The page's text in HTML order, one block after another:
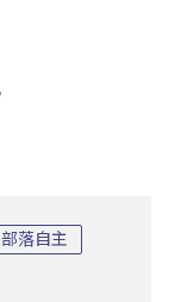
部落自主